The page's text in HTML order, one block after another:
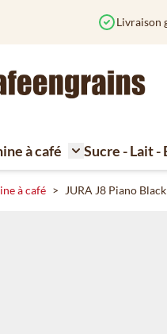
for Café
à café
Toggle
Sucre - Lait
à café > JURA J8 Piano